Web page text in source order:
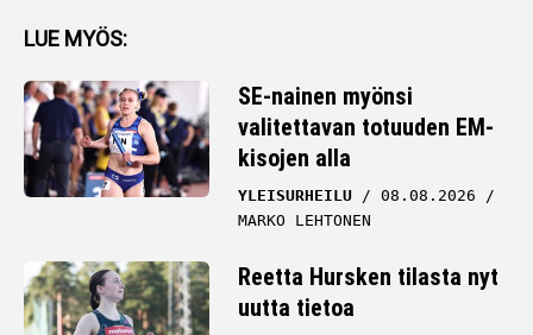
LUE MYÖS:
SE-nainen myönsi
valitettavan totuuden EM-
kisojen alla
YLEISURHEILU
08.08.2026
MARKO LEHTONEN
Reetta Hursken tilasta nyt
uutta tietoa